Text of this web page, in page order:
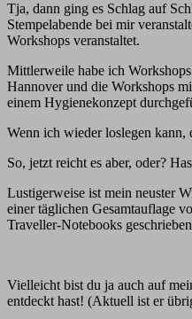
Tja, dann ging es Schlag auf
Stempelabende bei mir
Workshops veranstaltet.
Mittlerweile habe ich
Hannover und die Workshops
einem Hygienekonzept
Wenn ich wieder loslegen kann,
So, jetzt reicht es aber, oder?
Lustigerweise ist mein neuster
einer täglichen Gesamtauflage
Traveller-Notebooks
Vielleicht bist du ja auch auf
entdeckt hast! (Aktuell ist er